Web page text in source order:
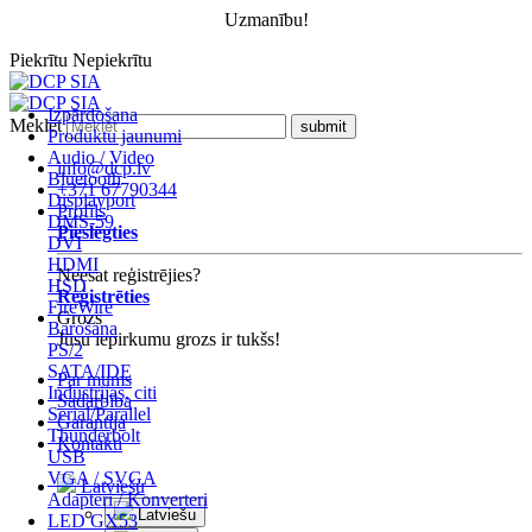
Uzmanību!
Piekrītu Nepiekrītu
Izpārdošana
Produktu jaunumi
Audio / Video
Bluetooth
Displayport
DMS-59
DVI
HDMI
HSD
FireWire
Barošana
PS/2
SATA/IDE
Industrijas, citi
Serial/Parallel
Thunderbolt
USB
VGA / SVGA
Adapteri / Konverteri
LED GX53
Meklēt
info@dcp.lv
+371 67790344
Profils
Pieslēgties
Neesat reģistrējies?
Reģistrēties
Grozs
Jūsu iepirkumu grozs ir tukšs!
Par mums
Sadarbība
Garantija
Kontakti
Latviešu
Latviešu